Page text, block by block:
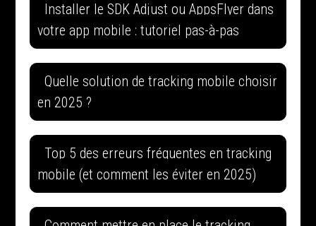
Installer le SDK Adjust ou AppsFlyer dans
votre app mobile : tutoriel pas-à-pas
Quelle solution de tracking mobile choisir
en 2025 ?
Top 5 des erreurs fréquentes en tracking
mobile (et comment les éviter en 2025)